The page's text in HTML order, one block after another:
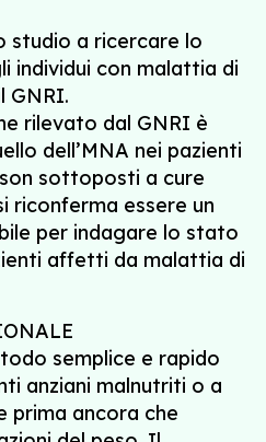
studio a ricercare lo
individui con malattia di
GNRI.
rilevato dal GNRI è
dell’MNA nei pazienti
sottoposti a cure
riconferma essere un
per indagare lo stato
affetti da malattia di
semplice e rapido
anziani malnutriti o a
prima ancora che